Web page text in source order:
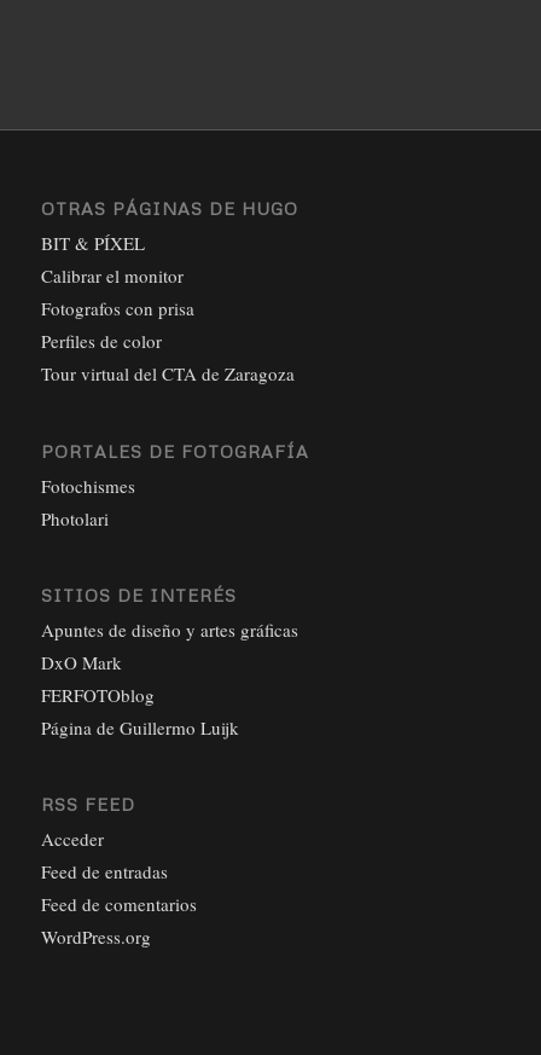
OTRAS PÁGINAS DE HUGO
BIT & PÍXEL
Calibrar el monitor
Fotografos con prisa
Perfiles de color
Tour virtual del CTA de Zaragoza
PORTALES DE FOTOGRAFÍA
Fotochismes
Photolari
SITIOS DE INTERÉS
Apuntes de diseño y artes gráficas
DxO Mark
FERFOTOblog
Página de Guillermo Luijk
RSS FEED
Acceder
Feed de entradas
Feed de comentarios
WordPress.org